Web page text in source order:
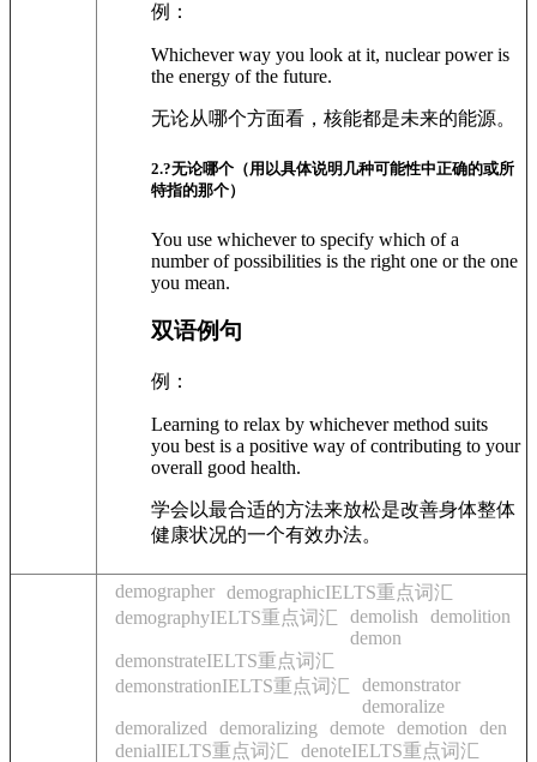
例：
Whichever way you look at it, nuclear power is
the energy of the future.
无论从哪个方面看，核能都是未来的能源。
2.?无论哪个（用以具体说明几种可能性中正确的或所
特指的那个）
You use whichever to specify which of a
number of possibilities is the right one or the one
you mean.
双语例句
例：
Learning to relax by whichever method suits
you best is a positive way of contributing to your
overall good health.
学会以最合适的方法来放松是改善身体整体
健康状况的一个有效办法。
demographer demographicIELTS重点词汇
demographyIELTS重点词汇
demolish
demolition
demon
demonstrateIELTS重点词汇
demonstrationIELTS重点词汇
demonstrator
demoralize
demoralized
demoralizing demote demotion
den
denialIELTS重点词汇
denoteIELTS重点词汇